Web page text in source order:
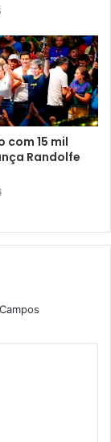
com 15 mil
Randolfe
Campos